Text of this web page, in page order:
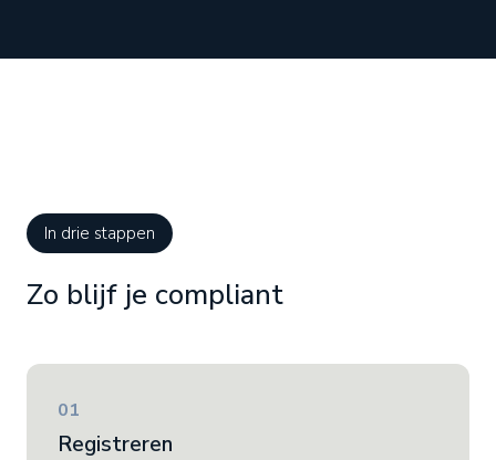
In drie stappen
Zo blijf je compliant
01
Registreren